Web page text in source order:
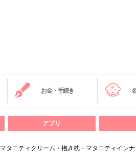
お金・手続き
アプリ
マタニティクリーム・抱き枕・マタニティイン